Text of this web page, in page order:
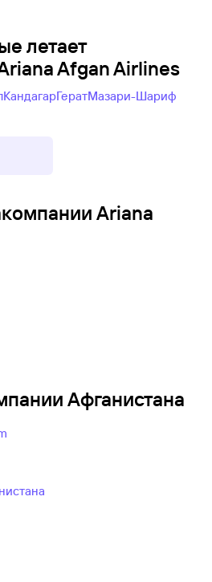
летает
Afgan Airlines
КандагарГератМазари-Шариф
Ariana
Афганистана